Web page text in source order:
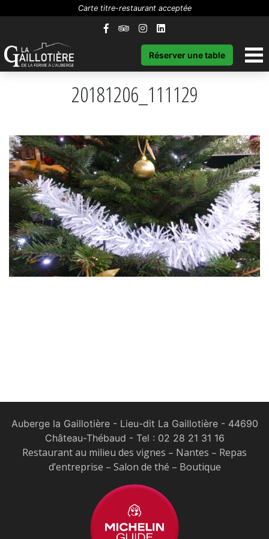
Carte titre-restaurant acceptée
Réserver une table
20181206_111129
Auberge la Gaillotière - Lieu-dit La Gaillotière - 44690
Château-Thébaud - Tel : 02 28 21 31 16
Restaurant au milieu des vignes – Nantes – Repas
d’entreprise – Salon de thé – Boutique